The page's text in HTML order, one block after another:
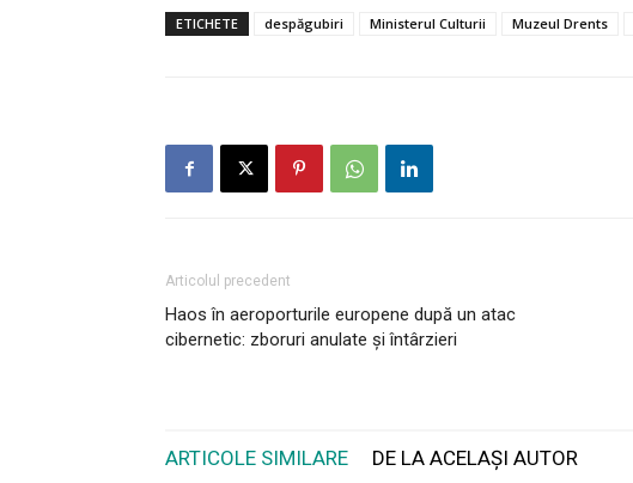
ETICHETE despăgubiri Ministerul Culturii Muzeul Drents
Articolul precedent
Haos în aeroporturile europene după un atac
cibernetic: zboruri anulate și întârzieri
ARTICOLE SIMILARE DE LA ACELAȘI AUTOR